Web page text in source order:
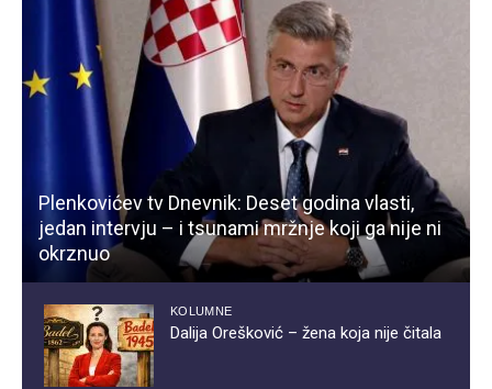
Plenkovićev tv Dnevnik: Deset godina vlasti,
jedan intervju – i tsunami mržnje koji ga nije ni
okrznuo
KOLUMNE
Dalija Orešković – žena koja nije čitala